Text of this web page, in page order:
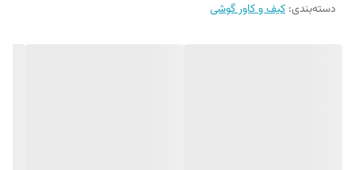
دسته‌بندی: کیف و کاور گوشی